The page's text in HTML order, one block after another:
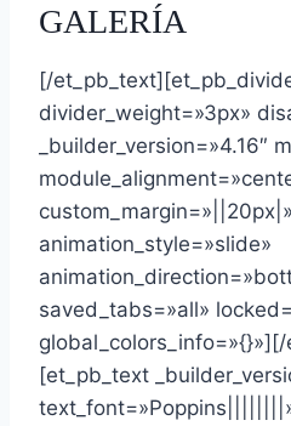
GALERÍA
[/
divider_weight=»3px»
_builder_version=»4.16″
custom_margin=»||20px|»
animation_style=»slide»
saved_tabs=»all»
[et_pb_text